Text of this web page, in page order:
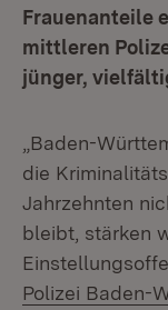
Frauenanteile
mittleren
jünger,
„Baden-
die
Jahrzehnten
bleibt, stärken
Polizei Baden-